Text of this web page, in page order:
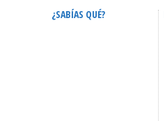
¿SABÍAS QUÉ?